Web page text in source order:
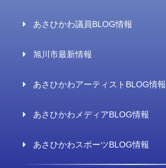
あさひかわ議員BLOG情報
旭川市最新情報
あさひかわアーティストBLOG情報
あさひかわメディアBLOG情報
あさひかわスポーツBLOG情報